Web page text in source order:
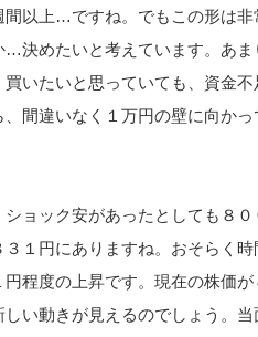
以上…ですね。でもこの形は非
決めたいと考えています。あま
いたいと思っていても、資金不
間違いなく１万円の壁に向かっ
ョック安があったとしても８０
１円にありますね。おそらく時
程度の上昇です。現在の株価が
い動きが見えるのでしょう。当